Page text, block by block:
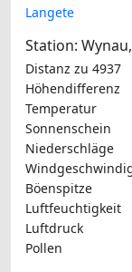
Langete
Station:
Distanz zu 4937
Höhendifferenz
Temperatur
Sonnenschein
Niederschläge
Böenspitze
Luftfeuchtigkeit
Luftdruck
Pollen